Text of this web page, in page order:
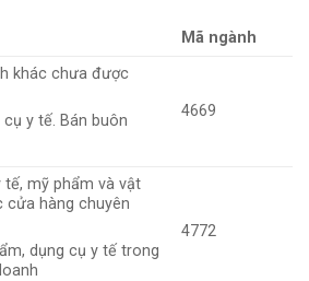
Mã ngành
khác chưa được
y tế. Bán buôn
4669
tế, mỹ phẩm và vật
cửa hàng chuyên
dụng cụ y tế trong
4772